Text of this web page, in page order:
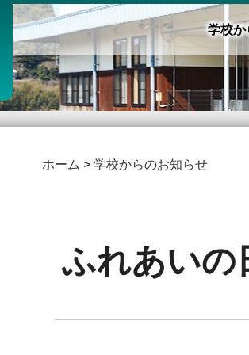
学校か
ホーム > 学校からのお知らせ
ふれあいの